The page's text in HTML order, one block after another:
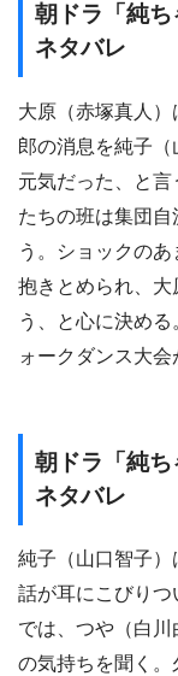
朝ドラ「純ち
ネタバレ
大原（赤塚真人
郎の消息を純子
元気だった、と
たちの班は集団
う。ショックの
抱きとめられ、大
う、と心に決め
ォークダンス大
朝ドラ「純ち
ネタバレ
純子（山口智子
話が耳にこびり
では、つや（白
の気持ちを聞く。